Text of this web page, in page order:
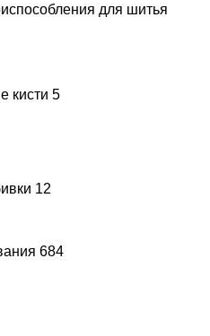
для шитья
кисти 5
12
684